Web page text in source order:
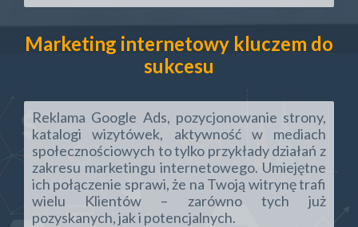
Marketing internetowy kluczem do
sukcesu
Reklama Google Ads, pozycjonowanie strony,
katalogi wizytówek, aktywność w mediach
społecznościowych to tylko przykłady działań z
zakresu marketingu internetowego. Umiejętne
ich połączenie sprawi, że na Twoją witrynę trafi
wielu Klientów – zarówno tych już
pozyskanych, jak i potencjalnych.